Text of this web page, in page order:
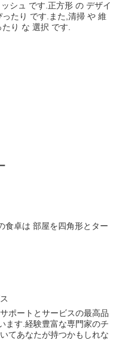
シュ です.正方形 の デザイ
たり です.また,清掃 や 維
り な 選択 です.
食卓は 部屋を四角形とター
ポートとサービスの最高品
ます.経験豊富な専門家のチ
てあなたが持つかもしれな